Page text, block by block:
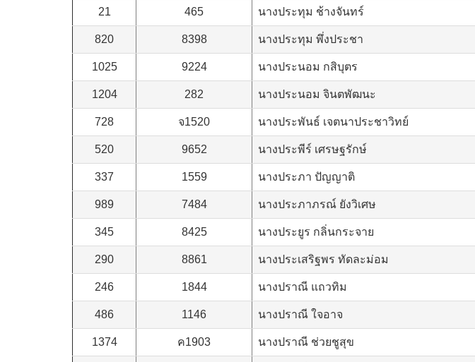
21 465 นางประทุม ช้างจันทร์
820 8398 นางประทุม พึ่งประชา
1025 9224 นางประนอม กสิบุตร
1204 282 นางประนอม จินตพัฒนะ
728 จ1520 นางประพันธ์ เจตนาประชาวิทย์
520 9652 นางประพีร์ เศรษฐรักษ์
337 1559 นางประภา ปัญญาติ
989 7484 นางประภาภรณ์ ยังวิเศษ
345 8425 นางประยูร กลิ่นกระจาย
290 8861 นางประเสริฐพร ทัดละม่อม
246 1844 นางปราณี แถวทิม
486 1146 นางปราณี ใจอาจ
1374 ค1903 นางปราณี ช่วยชูสุข